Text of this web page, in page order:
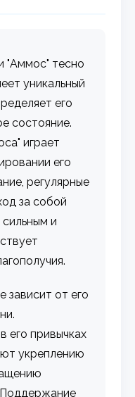
"Аммос" тесно
уникальный
его
состояние.
играет
его
регулярные
за собой
и
зависит от его
его привычках
укреплению
Поддержание